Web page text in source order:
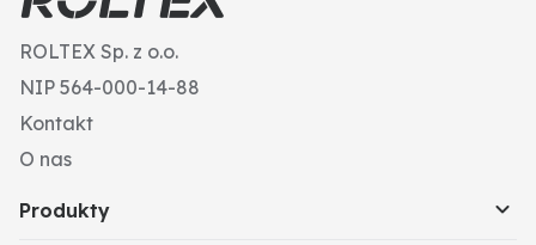
ROLTEX Sp. z o.o.
NIP 564-000-14-88
Kontakt
O nas
Produkty